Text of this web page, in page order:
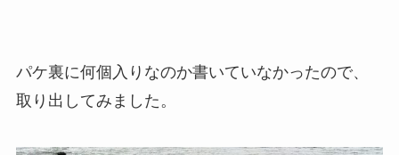
パケ裏に何個入りなのか書いていなかったので、
取り出してみました。